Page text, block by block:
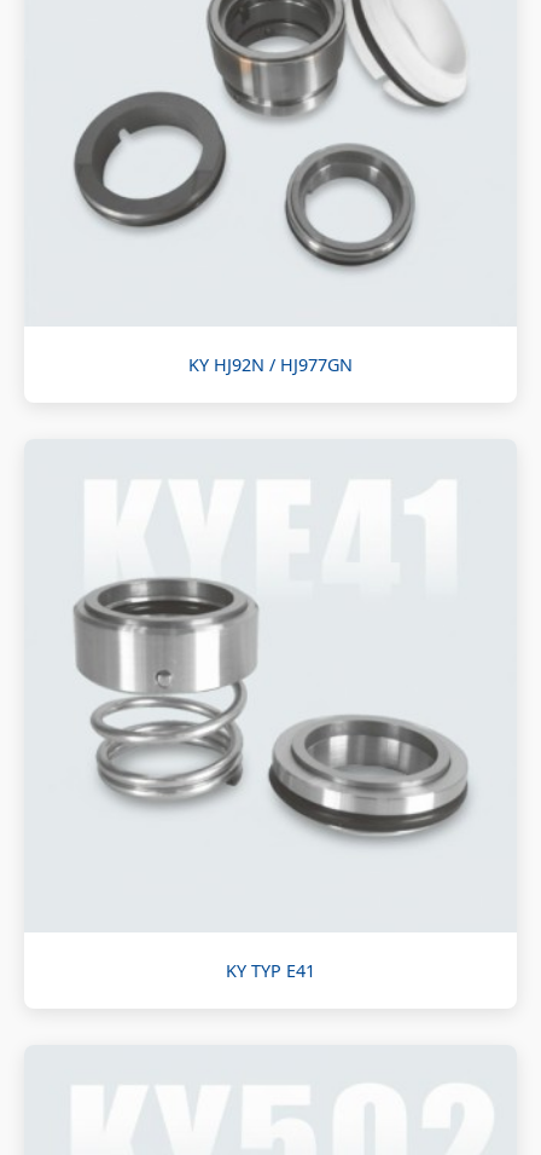
KY HJ92N / HJ977GN
KY TYP E41